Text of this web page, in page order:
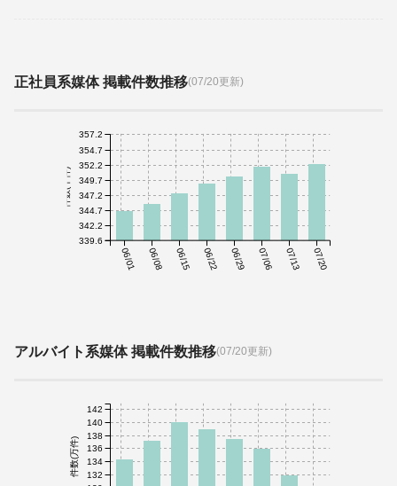
正社員系媒体 掲載件数推移(07/20更新)
06/01 06/08 06/15 06/22 06/29 07/06 07/13 07/20
件数(千件)
339.6
342.2
344.7
347.2
349.7
352.2
354.7
357.2
アルバイト系媒体 掲載件数推移(07/20更新)
件数(万件) 132
134
136
138
140
142